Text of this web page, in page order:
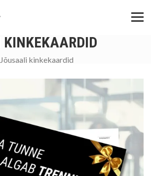
Jõusaali kinkekaardid